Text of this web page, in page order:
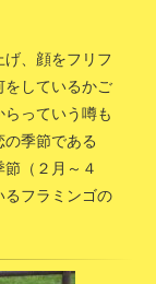
、顔をフリフ
をしているかご
っていう噂も
季節である
節（２月～４
るフラミンゴの